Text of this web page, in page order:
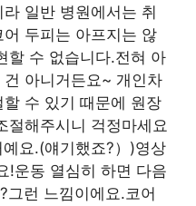
일반 병원에서는 취
두피는 아프지는 않
할 수 없습니다.전혀 아
아니거든요~ 개인차
수 있기 때문에 원장
절해주시니 걱정마세요
요.(얘기했죠?）)영상
!운동 열심히 하면 다음
그런 느낌이에요.코어